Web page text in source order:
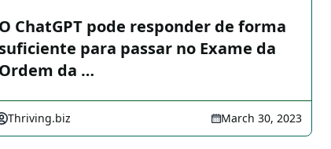
O ChatGPT pode responder de forma
suficiente para passar no Exame da
Ordem da …
Thriving.biz March 30, 2023